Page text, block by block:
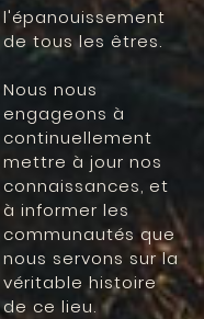
l'épanouissement
de tous les êtres.
Nous nous
engageons à
continuellement
mettre à jour nos
connaissances, et
à informer les
communautés que
nous servons sur la
véritable histoire
de ce lieu.